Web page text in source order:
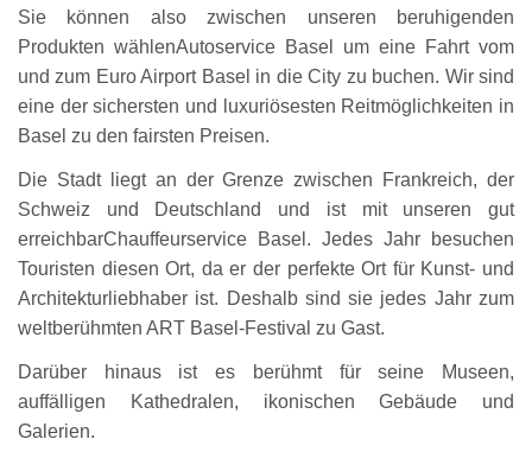
Sie können also zwischen unseren beruhigenden
Produkten wählenAutoservice Basel um eine Fahrt vom
und zum Euro Airport Basel in die City zu buchen. Wir sind
eine der sichersten und luxuriösesten Reitmöglichkeiten in
Basel zu den fairsten Preisen.
Die Stadt liegt an der Grenze zwischen Frankreich, der
Schweiz und Deutschland und ist mit unseren gut
erreichbarChauffeurservice Basel. Jedes Jahr besuchen
Touristen diesen Ort, da er der perfekte Ort für Kunst- und
Architekturliebhaber ist. Deshalb sind sie jedes Jahr zum
weltberühmten ART Basel-Festival zu Gast.
Darüber hinaus ist es berühmt für seine Museen,
auffälligen Kathedralen, ikonischen Gebäude und
Galerien.